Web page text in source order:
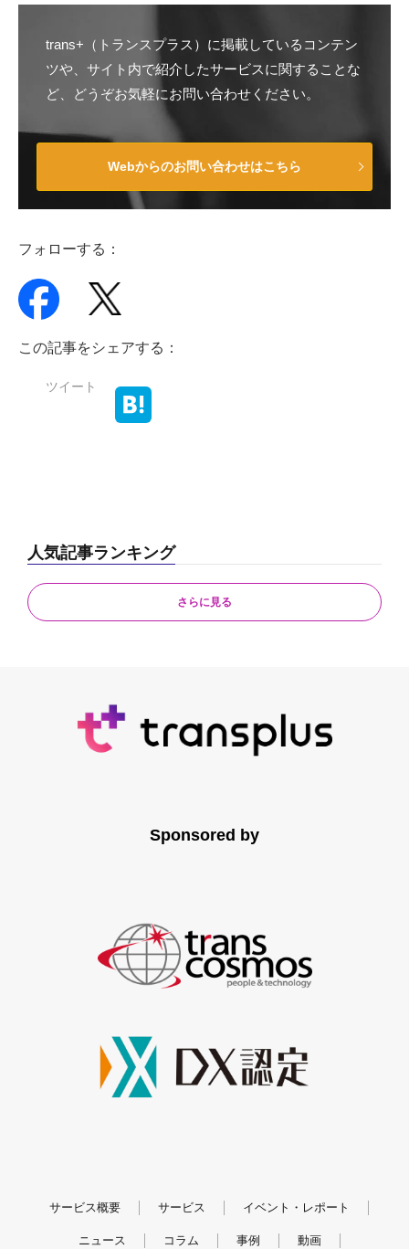
trans+（トランスプラス）に掲載しているコンテン
ツや、サイト内で紹介したサービスに関することな
ど、どうぞお気軽にお問い合わせください。
Webからのお問い合わせはこちら
フォローする：
この記事をシェアする：
ツイート
人気記事ランキング
さらに見る
Sponsored by
サービス概要 サービス イベント・レポート
ニュース コラム 事例 動画